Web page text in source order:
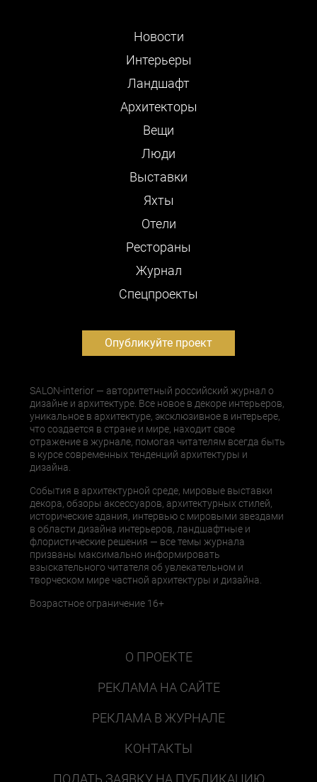
Новости
Интерьеры
Ландшафт
Архитекторы
Вещи
Люди
Выставки
Яхты
Отели
Рестораны
Журнал
Cпецпроекты
Опубликуйте проект
SALON-interior — авторитетный российский журнал о
дизайне и архитектуре. Все новое в декоре интерьеров,
уникальное в архитектуре, эксклюзивное в интерьере,
что создается в стране и мире, находит свое
отражение в журнале, помогая читателям всегда быть
в курсе современных тенденций архитектуры и
дизайна.
События в архитектурной среде, мировые выставки
декора, обзоры аксессуаров, архитектурных стилей,
исторические здания, интервью с мировыми звездами
в области дизайна интерьеров, ландшафтные и
флористические решения — все темы журнала
призваны максимально информировать
взыскательного читателя об увлекательном и
творческом мире частной архитектуры и дизайна.
Возрастное ограничение 16+
О ПРОЕКТЕ
РЕКЛАМА НА САЙТЕ
РЕКЛАМА В ЖУРНАЛЕ
КОНТАКТЫ
ПОДАТЬ ЗАЯВКУ НА ПУБЛИКАЦИЮ